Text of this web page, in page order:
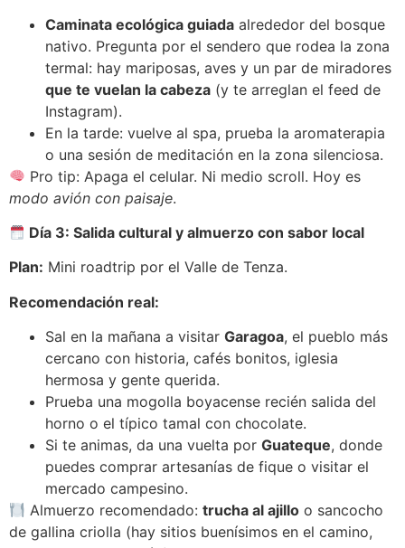
Caminata ecológica guiada alrededor del bosque
nativo. Pregunta por el sendero que rodea la zona
termal: hay mariposas, aves y un par de miradores
que te vuelan la cabeza (y te arreglan el feed de
Instagram).
En la tarde: vuelve al spa, prueba la aromaterapia
o una sesión de meditación en la zona silenciosa.
Pro tip: Apaga el celular. Ni medio scroll. Hoy es
modo avión con paisaje.
Día 3: Salida cultural y almuerzo con sabor local
Plan: Mini roadtrip por el Valle de Tenza.
Recomendación real:
Sal en la mañana a visitar Garagoa, el pueblo más
cercano con historia, cafés bonitos, iglesia
hermosa y gente querida.
Prueba una mogolla boyacense recién salida del
horno o el típico tamal con chocolate.
Si te animas, da una vuelta por Guateque, donde
puedes comprar artesanías de fique o visitar el
mercado campesino.
Almuerzo recomendado:trucha al ajillo o sancocho
de gallina criolla (hay sitios buenísimos en el camino,